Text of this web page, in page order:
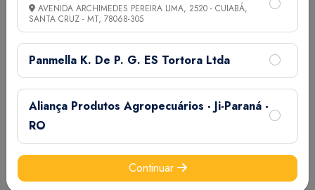
Calbos M7
AVENIDA ARCHIMEDES PEREIRA LIMA, 2520 - CUIABÁ,
SANTA CRUZ - MT, 78068-305
Panmella K. De P. G. ES Tortora Ltda
Aliança Produtos Agropecuários - Ji-Paraná -
RO
Continuar